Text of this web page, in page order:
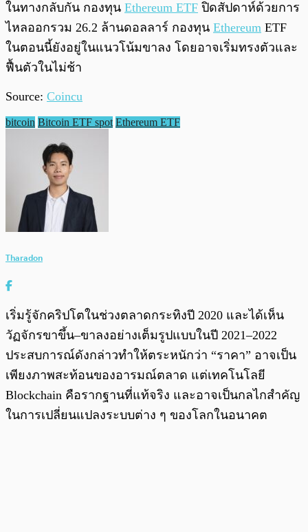
ในทางกลับกัน กองทุน Ethereum ETF ปิดสัปดาห์ด้วยการ
ไหลออกรวม 26.2 ล้านดอลลาร์ กองทุน Ethereum ETF
ในตอนนี้ยังอยู่ในแนวโน้มขาลง โดยอาจเริ่มทรงตัวและ
ฟื้นตัวในไม่ช้า
Source: Coincu
bitcoin Bitcoin ETF spot Ethereum ETF
Tharadon
เริ่มรู้จักคริปโตในช่วงตลาดกระทิงปี 2020 และได้เห็น
วัฏจักรขาขึ้น–ขาลงอย่างเต็มรูปแบบในปี 2021–2022
ประสบการณ์ดังกล่าวทำให้ตระหนักว่า “ราคา” อาจเป็น
เพียงภาพสะท้อนของอารมณ์ตลาด แต่เทคโนโลยี
Blockchain คือรากฐานที่แท้จริง และอาจเป็นกลไกสำคัญ
ในการเปลี่ยนแปลงระบบต่าง ๆ ของโลกในอนาคต